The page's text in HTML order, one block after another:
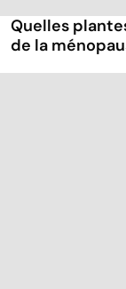
Quelles
de la